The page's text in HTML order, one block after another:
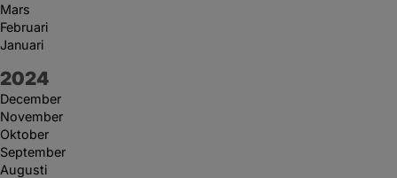
Mars
Februari
Januari
År:
2024
December
November
Oktober
September
Augusti